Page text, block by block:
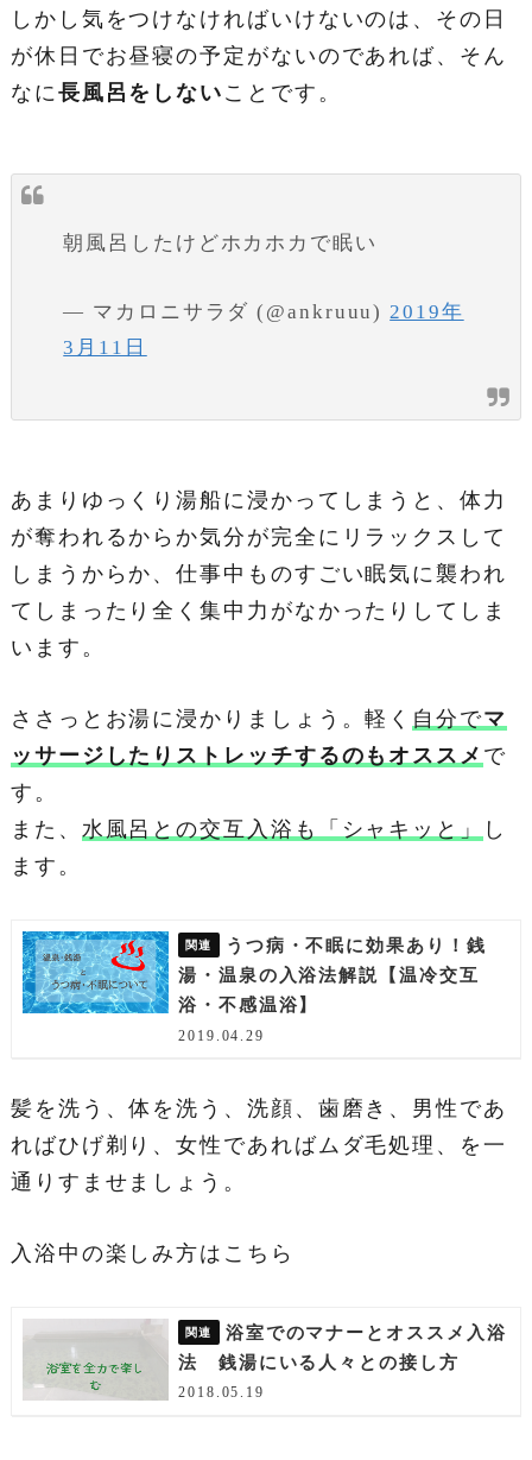
しかし気をつけなければいけないのは、その日
が休日でお昼寝の予定がないのであれば、そん
なに 長風呂をしない ことです。
朝風呂したけどホカホカで眠い
— マカロニサラダ (@ankruuu)2019年
3月11日
あまりゆっくり湯船に浸かってしまうと、体力
が奪われるからか気分が完全にリラックスして
しまうからか、仕事中ものすごい眠気に襲われ
てしまったり全く集中力がなかったりしてしま
います。
ささっとお湯に浸かりましょう。軽く 自分でマ
ッサージしたりストレッチするのもオススメ で
す。
また、 水風呂との交互入浴も「シャキッと」
し
ます。
うつ病・不眠に効果あり！銭
湯・温泉の入浴法解説【温冷交互
浴・不感温浴】
2019.04.29
髪を洗う、体を洗う、洗顔、歯磨き、男性であ
ればひげ剃り、女性であればムダ毛処理、を一
通りすませましょう。
入浴中の楽しみ方はこちら
浴室でのマナーとオススメ入浴
法 銭湯にいる人々との接し方
2018.05.19